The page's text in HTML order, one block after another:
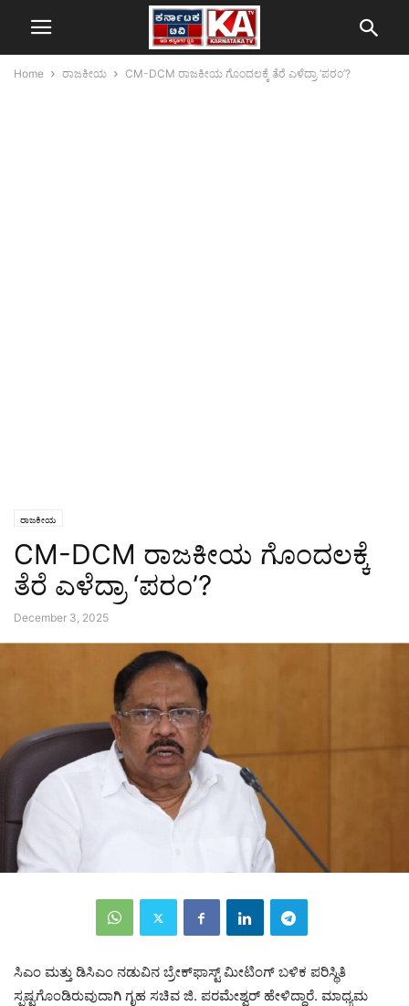
Home ರಾಜಕೀಯ CM-DCM ರಾಜಕೀಯ ಗೊಂದಲಕ್ಕೆ ತೆರೆ ಎಳೆದ್ರಾ ‘ಪರಂ’?
ರಾಜಕೀಯ
CM-DCM ರಾಜಕೀಯ ಗೊಂದಲಕ್ಕೆ
ತೆರೆ ಎಳೆದ್ರಾ ‘ಪರಂ’?
December 3, 2025
ಸಿಎಂ ಮತ್ತು ಡಿಸಿಎಂ ನಡುವಿನ ಬ್ರೇಕ್‌ಫಾಸ್ಟ್ ಮೀಟಿಂಗ್ ಬಳಿಕ ಪರಿಸ್ಥಿತಿ
ಸ್ಪಷ್ಟಗೊಂಡಿರುವುದಾಗಿ ಗೃಹ ಸಚಿವ ಜಿ. ಪರಮೇಶ್ವರ್ ಹೇಳಿದ್ದಾರೆ. ಮಾಧ್ಯಮ